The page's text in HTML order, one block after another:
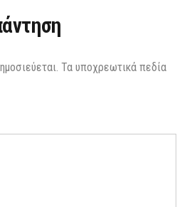
Τα υποχρεωτικά πεδία